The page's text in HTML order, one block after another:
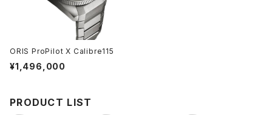
ORIS ProPilot X Calibre115
¥1,496,000
PRODUCT LIST